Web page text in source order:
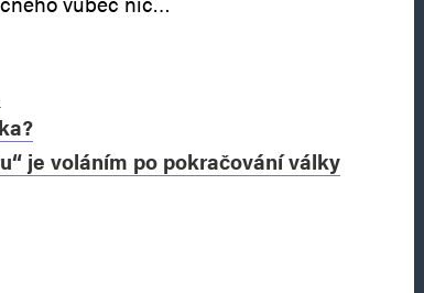
je voláním po pokračování války